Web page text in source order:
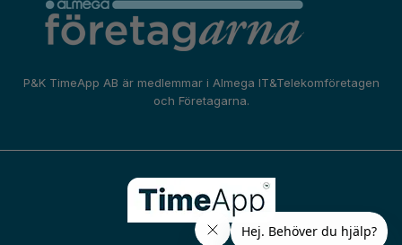
P&K TimeApp AB är medlemmar i Almega IT&Telekomföretagen
och Företagarna.